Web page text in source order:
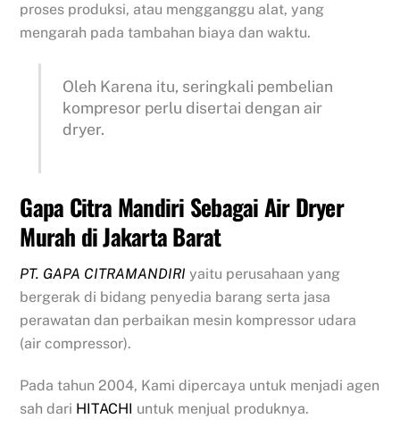
proses produksi, atau mengganggu alat, yang
mengarah pada tambahan biaya dan waktu.
Oleh Karena itu, seringkali pembelian
kompresor perlu disertai dengan air
dryer.
Gapa Citra Mandiri Sebagai Air Dryer
Murah di Jakarta Barat
PT. GAPA CITRAMANDIRI yaitu perusahaan yang
bergerak di bidang penyedia barang serta jasa
perawatan dan perbaikan mesin kompressor udara
(air compressor).
Pada tahun 2004, Kami dipercaya untuk menjadi agen
sah dari HITACHI untuk menjual produknya.